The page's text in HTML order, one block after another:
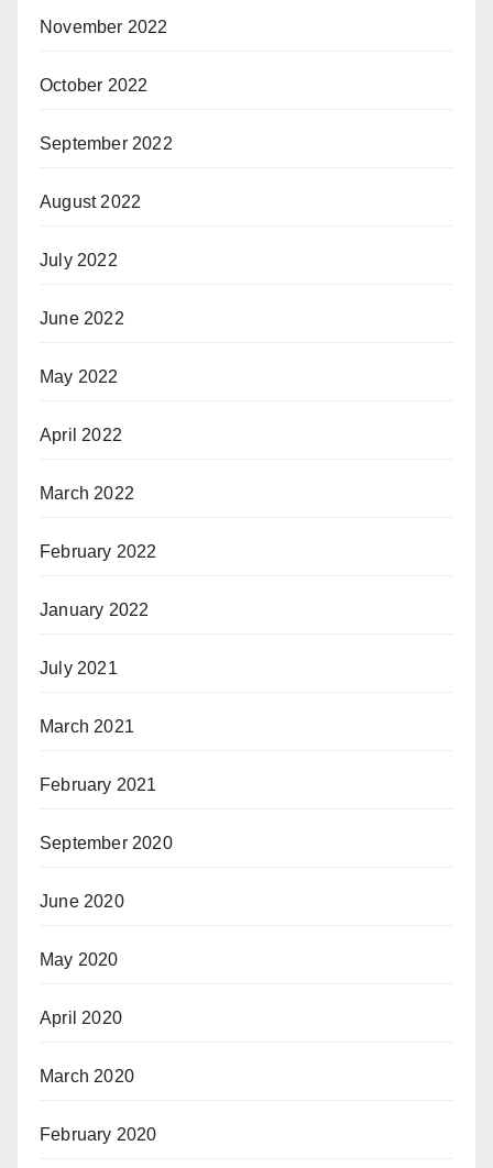
November 2022
October 2022
September 2022
August 2022
July 2022
June 2022
May 2022
April 2022
March 2022
February 2022
January 2022
July 2021
March 2021
February 2021
September 2020
June 2020
May 2020
April 2020
March 2020
February 2020